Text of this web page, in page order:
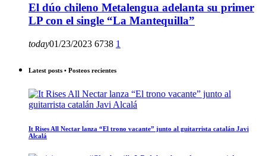
El dúo chileno Metalengua adelanta su primer
LP con el single “La Mantequilla”
today01/23/2023 6738 1
Latest posts • Posteos recientes
It Rises All Nectar lanza “El trono vacante” junto al guitarrista catalán Javi
Alcalá